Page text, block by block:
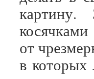
от
в которых